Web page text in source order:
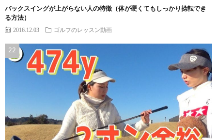
バックスイングが上がらない人の特徴（体が硬くてもしっかり捻転でき
る方法）
2016.12.03 ゴルフのレッスン動画